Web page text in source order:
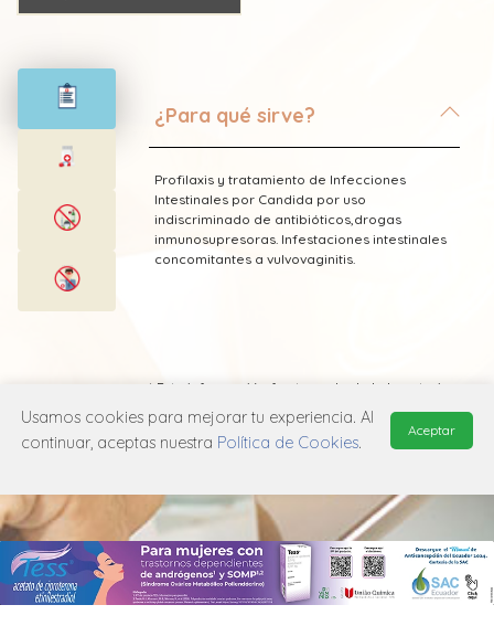
¿Para qué sirve?
Profilaxis y tratamiento de Infecciones
Intestinales por Candida por uso
indiscriminado de antibióticos,drogas
inmunosupresoras. Infestaciones intestinales
concomitantes a vulvovaginitis.
* Esta información fue tomada de Laboratorio
Farmacéutico Edifarm (ISBN: 9798281009201)
MANUAL DE USUARIO
POLÍTICA DE PRIVACIDAD
POLÍTICA DE COOKIES
Usamos cookies para mejorar tu experiencia. Al
continuar, aceptas nuestra Política de Cookies.
Aceptar